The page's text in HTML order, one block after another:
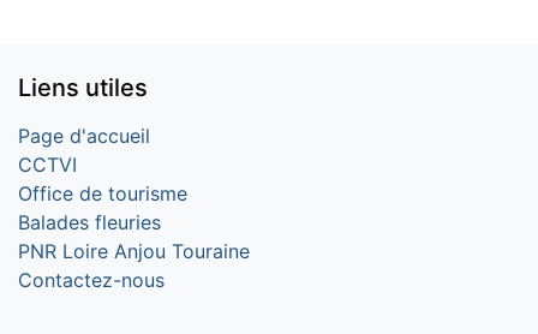
Liens utiles
Page d'accueil
CCTVI
Office de tourisme
Balades fleuries
PNR Loire Anjou Touraine
Contactez-nous